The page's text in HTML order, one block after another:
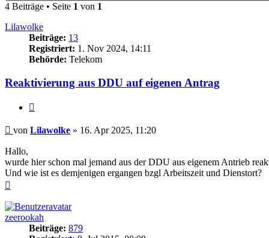
4 Beiträge • Seite 1 von 1
Lilawolke
Beiträge: 13
Registriert: 1. Nov 2024, 14:11
Behörde: Telekom
Reaktivierung aus DDU auf eigenen Antrag
Beitrag
von Lilawolke » 16. Apr 2025, 11:20
Hallo,
wurde hier schon mal jemand aus der DDU aus eigenem Antrieb
Und wie ist es demjenigen ergangen bzgl Arbeitszeit und Dienstort?
zeerookah
Beiträge: 879